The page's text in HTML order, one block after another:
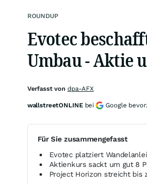
ROUNDUP
Evotec
Umbau - Aktie
Für Sie zusammengefasst
Evotec platziert
Aktienkurs sackt um gut 8
Project Horizon streicht bis
Verfasst von dpa-AFX
wallstreetONLINE bei Google